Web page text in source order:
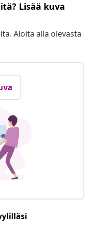
Lisää kuva
Aloita alla olevasta